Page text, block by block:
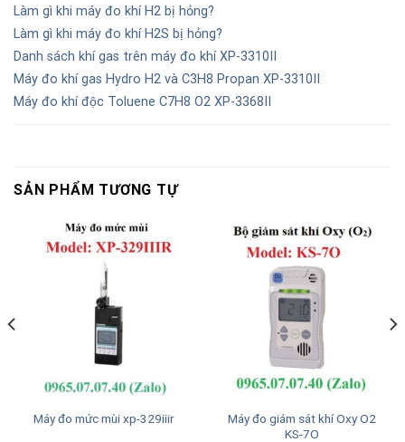
Làm gì khi máy đo khí H2 bị hỏng?
Làm gì khi máy đo khí H2S bị hỏng?
Danh sách khí gas trên máy đo khí XP-3310II
Máy đo khí gas Hydro H2 và C3H8 Propan XP-3310II
Máy đo khí độc Toluene C7H8 O2 XP-3368II
SẢN PHẨM TƯƠNG TỰ
Máy đo mức mùi xp-329iiir
Máy đo giám sát khí Oxy O2
KS-7O